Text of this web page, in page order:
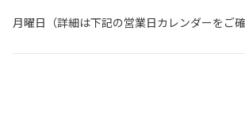
月曜日（詳細は下記の営業日カレンダーをご確